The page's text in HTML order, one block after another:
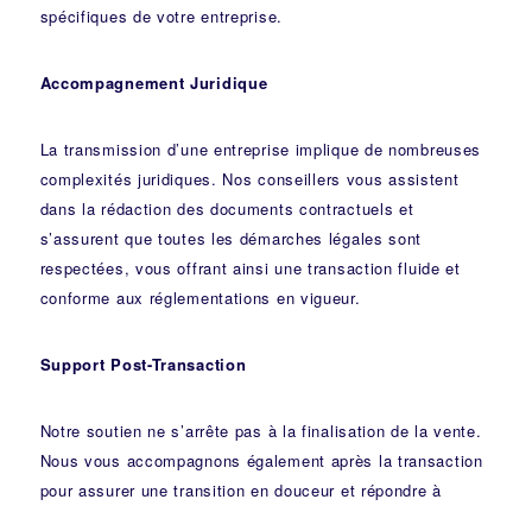
spécifiques de votre entreprise.
Accompagnement Juridique
La transmission d’une entreprise implique de nombreuses
complexités juridiques. Nosconseillers vous assistent
dans la rédaction des documents contractuels et
s’assurent que toutes les démarches légales sont
respectées, vous offrant ainsi une transaction fluide et
conforme aux réglementations en vigueur.
Support Post-Transaction
Notre soutien ne s’arrête pas à la finalisation de la vente.
Nous vous accompagnons également après la transaction
pour assurer une transition en douceur et répondre à